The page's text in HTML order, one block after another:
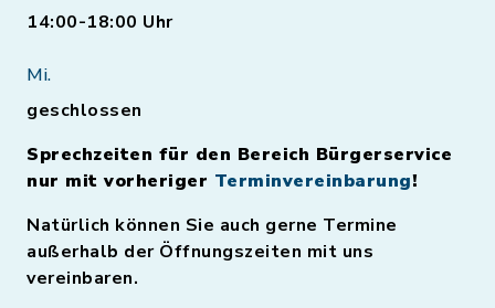
14:00-18:00 Uhr
Mi.
geschlossen
Sprechzeiten für den Bereich Bürgerservice
nur mit vorheriger Terminvereinbarung!
Natürlich können Sie auch gerne Termine
außerhalb der Öffnungszeiten mit uns
vereinbaren.